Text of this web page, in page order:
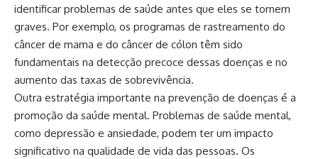
identificar problemas de saúde antes que eles se tornem
graves. Por exemplo, os programas de rastreamento do
câncer de mama e do câncer de cólon têm sido
fundamentais na detecção precoce dessas doenças e no
aumento das taxas de sobrevivência.
Outra estratégia importante na prevenção de doenças é a
promoção da saúde mental. Problemas de saúde mental,
como depressão e ansiedade, podem ter um impacto
significativo na qualidade de vida das pessoas. Os